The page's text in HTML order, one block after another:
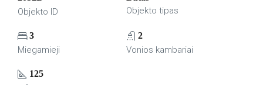
Objekto ID Objekto tipas
3
Miegamieji
2
Vonios kambariai
125